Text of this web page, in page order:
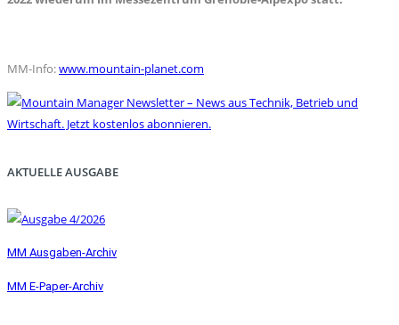
MM-Info:www.mountain-planet.com
AKTUELLE AUSGABE
MM Ausgaben-Archiv
MM E-Paper-Archiv